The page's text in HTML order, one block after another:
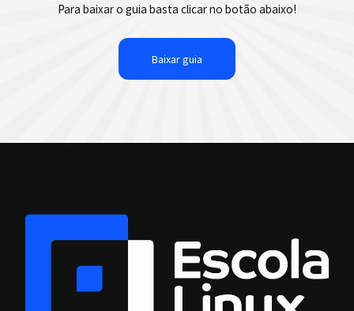
Para baixar o guia basta clicar no botão abaixo!
Baixar guia